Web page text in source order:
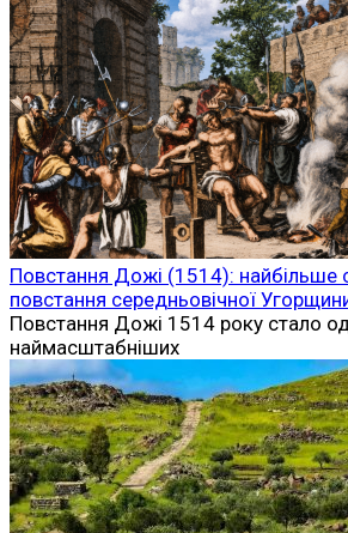
Повстання Дожі (1514): найбільше
повстання середньовічної
Повстання Дожі 1514 року стало
наймасштабніших